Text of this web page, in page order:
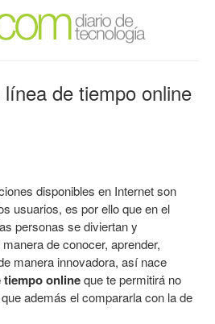
de tiempo online
disponibles en Internet son
usuarios, es por ello que en el
personas se diviertan y
de conocer, aprender,
manera innovadora, así nace
tiempo onlineque te permitirá no
además el compararla con la de